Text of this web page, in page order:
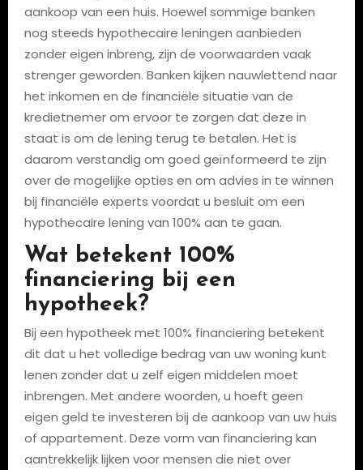
aankoop van een huis. Hoewel sommige banken
nog steeds hypothecaire leningen aanbieden
zonder eigen inbreng, zijn de voorwaarden vaak
strenger geworden. Banken kijken nauwlettend naar
het inkomen en de financiële situatie van de
kredietnemer om ervoor te zorgen dat deze in
staat is om de lening terug te betalen. Het is
daarom verstandig om goed geïnformeerd te zijn
over de mogelijke opties en om advies in te winnen
bij financiële experts voordat u besluit om een
hypothecaire lening van 100% aan te gaan.
Wat betekent 100%
financiering bij een
hypotheek?
Bij een hypotheek met 100% financiering betekent
dit dat u het volledige bedrag van uw woning kunt
lenen zonder dat u zelf eigen middelen moet
inbrengen. Met andere woorden, u hoeft geen
eigen geld te investeren bij de aankoop van uw huis
of appartement. Deze vorm van financiering kan
aantrekkelijk lijken voor mensen die niet over